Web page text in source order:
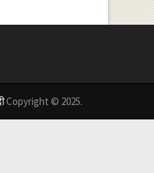
Copyright © 2025.